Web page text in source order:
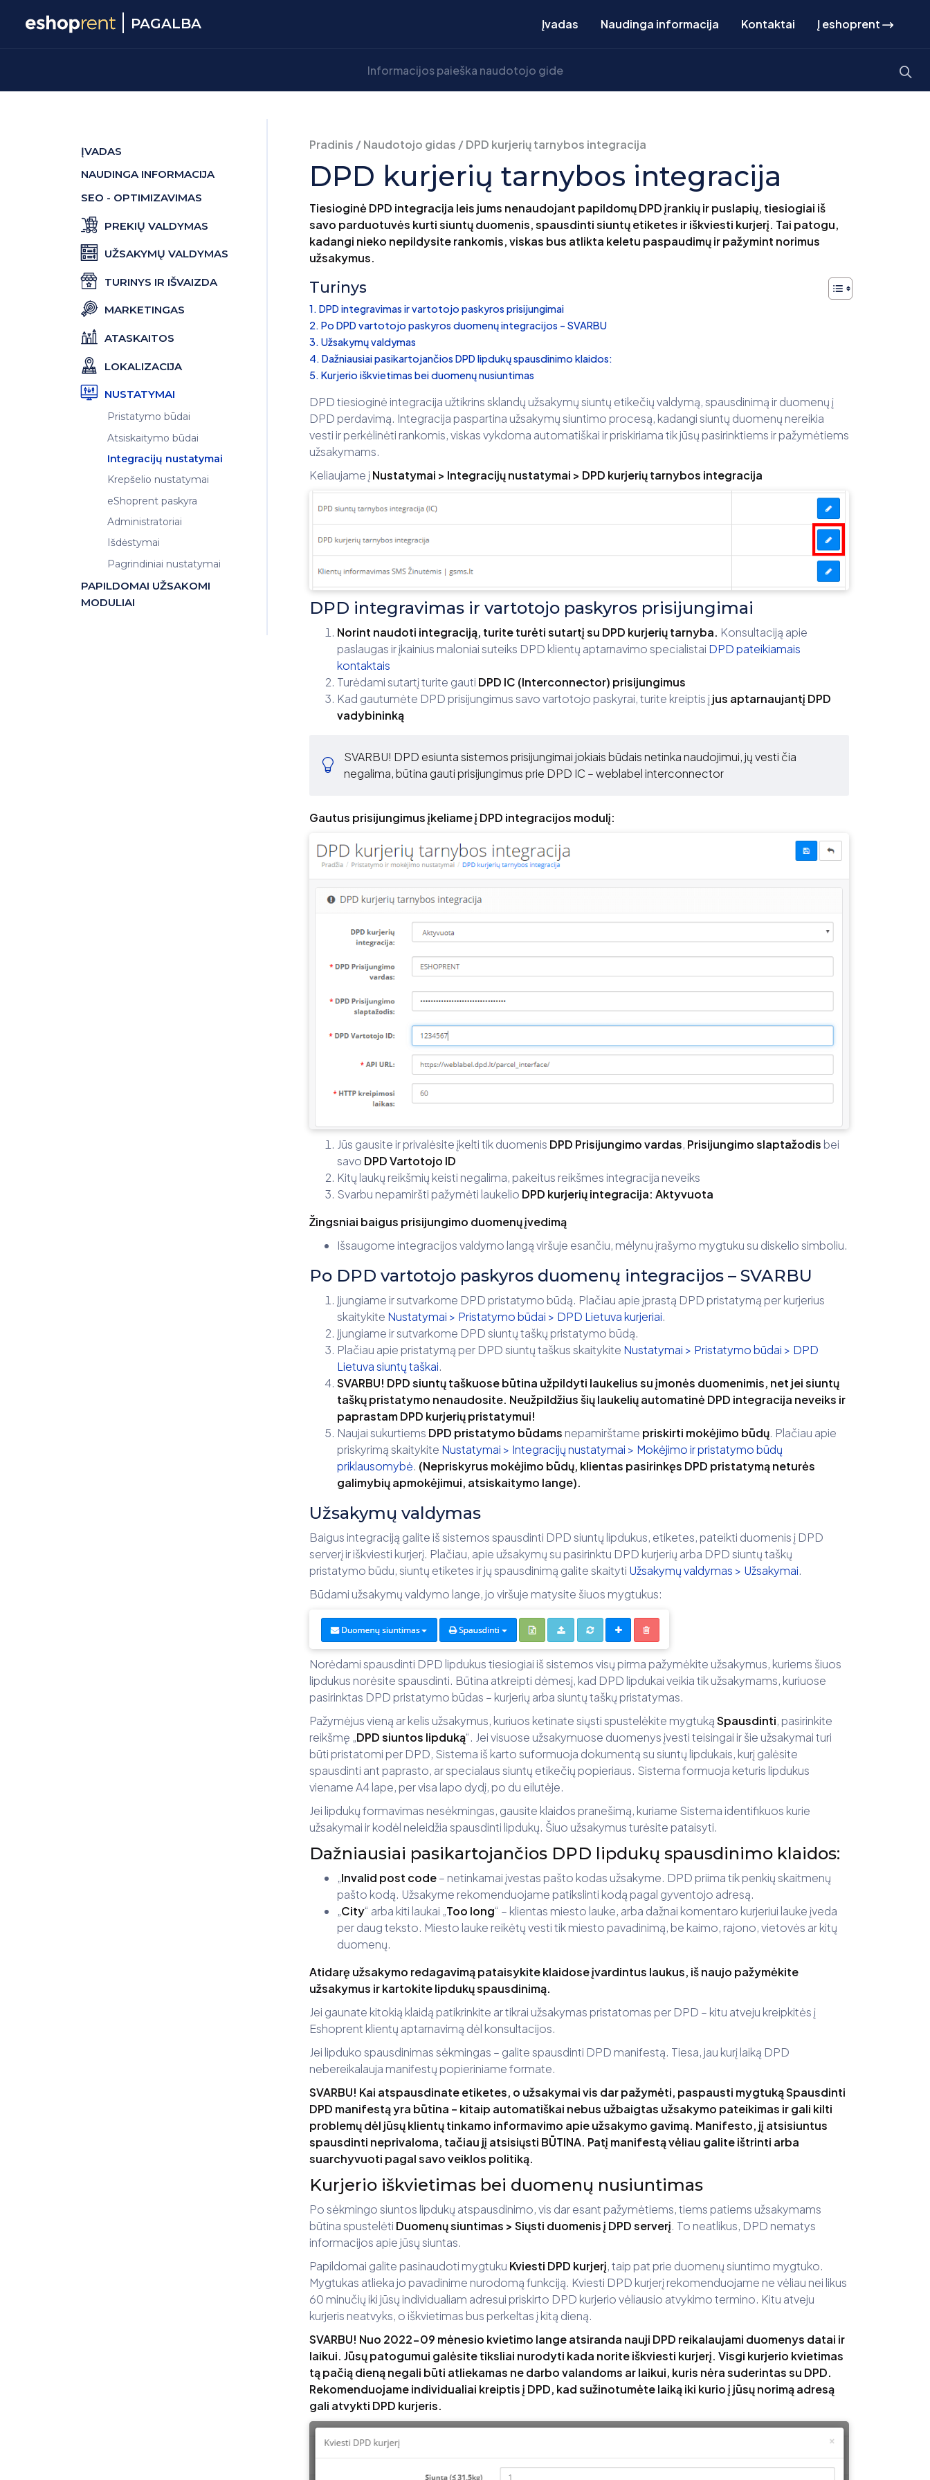
PAGALBA Įvadas Naudinga informacija Kontaktai Į eshoprent
Pradinis /Naudotojo gidas /DPD kurjerių tarnybos integracija
DPD kurjerių tarnybos integracija
Tiesioginė DPD integracija leis jums nenaudojant papildomų DPD įrankių ir puslapių, tiesiogiai iš
savo parduotuvės kurti siuntų duomenis, spausdinti siuntų etiketes ir iškviesti kurjerį. Tai patogu,
kadangi nieko nepildysite rankomis, viskas bus atlikta keletu paspaudimų ir pažymint norimus
užsakymus.
Turinys
DPD integravimas ir vartotojo paskyros prisijungimai
Po DPD vartotojo paskyros duomenų integracijos – SVARBU
Užsakymų valdymas
Dažniausiai pasikartojančios DPD lipdukų spausdinimo klaidos:
Kurjerio iškvietimas bei duomenų nusiuntimas
DPD tiesioginė integracija užtikrins sklandų užsakymų siuntų etikečių valdymą, spausdinimą ir duomenų į
DPD perdavimą. Integracija paspartina užsakymų siuntimo procesą, kadangi siuntų duomenų nereikia
vesti ir perkėlinėti rankomis, viskas vykdoma automatiškai ir priskiriama tik jūsų pasirinktiems ir pažymėtiems
užsakymams.
Keliaujame įNustatymai > Integracijų nustatymai > DPD kurjerių tarnybos integracija
DPD integravimas ir vartotojo paskyros prisijungimai
Norint naudoti integraciją, turite turėti sutartį su DPD kurjerių tarnyba. Konsultaciją apie
paslaugas ir įkainius maloniai suteiks DPD klientų aptarnavimo specialistai DPD pateikiamais
kontaktais
Turėdami sutartį turite gauti DPD IC (Interconnector) prisijungimus
Kad gautumėte DPD prisijungimus savo vartotojo paskyrai, turite kreiptis įjus aptarnaujantį DPD
vadybininką
SVARBU! DPD esiunta sistemos prisijungimai jokiais būdais netinka naudojimui, jų vesti čia
negalima, būtina gauti prisijungimus prie DPD IC – weblabel interconnector
Gautus prisijungimus įkeliame į DPD integracijos modulį:
Jūs gausite ir privalėsite įkelti tik duomenis DPD Prisijungimo vardas, Prisijungimo slaptažodis bei
savo DPD Vartotojo ID
Kitų laukų reikšmių keisti negalima, pakeitus reikšmes integracija neveiks
Svarbu nepamiršti pažymėti laukelio DPD kurjerių integracija: Aktyvuota
Žingsniai baigus prisijungimo duomenų įvedimą
Išsaugome integracijos valdymo langą viršuje esančiu, mėlynu įrašymo mygtuku su diskelio simboliu.
Po DPD vartotojo paskyros duomenų integracijos – SVARBU
Įjungiame ir sutvarkome DPD pristatymo būdą. Plačiau apie įprastą DPD pristatymą per kurjerius
skaitykite Nustatymai > Pristatymo būdai > DPD Lietuva kurjeriai.
Įjungiame ir sutvarkome DPD siuntų taškų pristatymo būdą.
Plačiau apie pristatymą per DPD siuntų taškus skaitykite Nustatymai > Pristatymo būdai > DPD
Lietuva siuntų taškai.
SVARBU! DPD siuntų taškuose būtina užpildyti laukelius su įmonės duomenimis, net jei siuntų
taškų pristatymo nenaudosite. Neužpildžius šių laukelių automatinė DPD integracija neveiks ir
paprastam DPD kurjerių pristatymui!
Naujai sukurtiems DPD pristatymo būdams nepamirštame priskirti mokėjimo būdų. Plačiau apie
priskyrimą skaitykite Nustatymai > Integracijų nustatymai > Mokėjimo ir pristatymo būdų
priklausomybė. (Nepriskyrus mokėjimo būdų, klientas pasirinkęs DPD pristatymą neturės
galimybių apmokėjimui, atsiskaitymo lange).
Užsakymų valdymas
Baigus integraciją galite iš sistemos spausdinti DPD siuntų lipdukus, etiketes, pateikti duomenis į DPD
serverį ir iškviesti kurjerį. Plačiau, apie užsakymų su pasirinktu DPD kurjerių arba DPD siuntų taškų
pristatymo būdu, siuntų etiketes ir jų spausdinimą galite skaityti Užsakymų valdymas > Užsakymai.
Būdami užsakymų valdymo lange, jo viršuje matysite šiuos mygtukus:
Norėdami spausdinti DPD lipdukus tiesiogiai iš sistemos visų pirma pažymėkite užsakymus, kuriems šiuos
lipdukus norėsite spausdinti. Būtina atkreipti dėmesį, kad DPD lipdukai veikia tik užsakymams, kuriuose
pasirinktas DPD pristatymo būdas – kurjerių arba siuntų taškų pristatymas.
Pažymėjus vieną ar kelis užsakymus, kuriuos ketinate siųsti spustelėkite mygtukąSpausdinti, pasirinkite
reikšmę „DPD siuntos lipduką“. Jei visuose užsakymuose duomenys įvesti teisingai ir šie užsakymai turi
būti pristatomi per DPD, Sistema iš karto suformuoja dokumentą su siuntų lipdukais, kurį galėsite
spausdinti ant paprasto, ar specialaus siuntų etikečių popieriaus. Sistema formuoja keturis lipdukus
viename A4 lape, per visa lapo dydį, po du eilutėje.
Jei lipdukų formavimas nesėkmingas, gausite klaidos pranešimą, kuriame Sistema identifikuos kurie
užsakymai ir kodėl neleidžia spausdinti lipdukų. Šiuo užsakymus turėsite pataisyti.
Dažniausiai pasikartojančios DPD lipdukų spausdinimo klaidos:
„Invalid post code– netinkamai įvestas pašto kodas užsakyme. DPD priima tik penkių skaitmenų
pašto kodą. Užsakyme rekomenduojame patikslinti kodą pagal gyventojo adresą.
„City“ arba kiti laukai „Too long“ – klientas miesto lauke, arba dažnai komentaro kurjeriui lauke įveda
per daug teksto. Miesto lauke reikėtų vesti tik miesto pavadinimą, be kaimo, rajono, vietovės ar kitų
duomenų.
Atidarę užsakymo redagavimą pataisykite klaidose įvardintus laukus, iš naujo pažymėkite
užsakymus ir kartokite lipdukų spausdinimą.
Jei gaunate kitokią klaidą patikrinkite ar tikrai užsakymas pristatomas per DPD – kitu atveju kreipkitės į
Eshoprent klientų aptarnavimą dėl konsultacijos.
Jei lipduko spausdinimas sėkmingas – galite spausdinti DPD manifestą. Tiesa, jau kurį laiką DPD
nebereikalauja manifestų popieriniame formate.
SVARBU! Kai atspausdinate etiketes, o užsakymai vis dar pažymėti, paspausti mygtuką Spausdinti
DPD manifestą yra būtina – kitaip automatiškai nebus užbaigtas užsakymo pateikimas ir gali kilti
problemų dėl jūsų klientų tinkamo informavimo apie užsakymo gavimą. Manifesto, jį atsisiuntus
spausdinti neprivaloma, tačiau jį atsisiųsti BŪTINA. Patį manifestą vėliau galite ištrinti arba
suarchyvuoti pagal savo veiklos politiką.
Kurjerio iškvietimas bei duomenų nusiuntimas
Po sėkmingo siuntos lipdukų atspausdinimo, vis dar esant pažymėtiems, tiems patiems užsakymams
būtina spustelėti Duomenų siuntimas > Siųsti duomenis į DPD serverį. To neatlikus, DPD nematys
informacijos apie jūsų siuntas.
Papildomai galite pasinaudoti mygtuku Kviesti DPD kurjerį, taip pat prie duomenų siuntimo mygtuko.
Mygtukas atlieka jo pavadinime nurodomą funkciją. Kviesti DPD kurjerį rekomenduojame ne vėliau nei likus
60 minučių iki jūsų individualiam adresui priskirto DPD kurjerio vėliausio atvykimo termino. Kitu atveju
kurjeris neatvyks, o iškvietimas bus perkeltas į kitą dieną.
SVARBU! Nuo 2022-09 mėnesio kvietimo lange atsiranda nauji DPD reikalaujami duomenys datai ir
laikui. Jūsų patogumui galėsite tiksliai nurodyti kada norite iškviesti kurjerį. Visgi kurjerio kvietimas
tą pačią dieną negali būti atliekamas ne darbo valandoms ar laikui, kuris nėra suderintas su DPD.
Rekomenduojame individualiai kreiptis į DPD, kad sužinotumėte laiką iki kurio į jūsų norimą adresą
gali atvykti DPD kurjeris.
ĮVADAS
NAUDINGA INFORMACIJA
SEO - OPTIMIZAVIMAS
PREKIŲ VALDYMAS
UŽSAKYMŲ VALDYMAS
TURINYS IR IŠVAIZDA
MARKETINGAS
ATASKAITOS
LOKALIZACIJA
NUSTATYMAI
Pristatymo būdai
Atsiskaitymo būdai
Integracijų nustatymai
Krepšelio nustatymai
eShoprent paskyra
Administratoriai
Išdėstymai
Pagrindiniai nustatymai
PAPILDOMAI UŽSAKOMI
MODULIAI